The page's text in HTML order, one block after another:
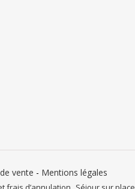
vente - Mentions légales